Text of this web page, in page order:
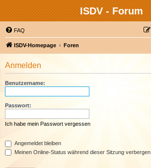
ISDV - Forum
FAQ
ISDV-Homepage Foren
Anmelden
Benutzername:
Passwort:
Ich habe mein Passwort vergessen
Angemeldet bleiben
Meinen Online-Status während dieser Sitzung verbergen